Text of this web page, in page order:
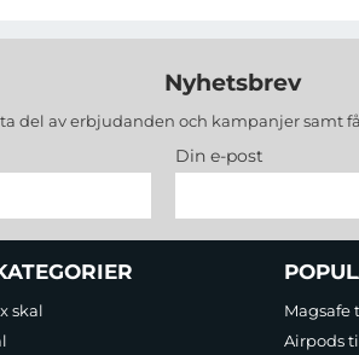
Nyhetsbrev
del av erbjudanden och kampanjer samt
Din e-post
skal
Magsafe
Airpods